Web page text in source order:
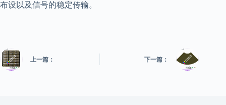
布设以及信号的稳定传输。
上一篇： 下一篇：